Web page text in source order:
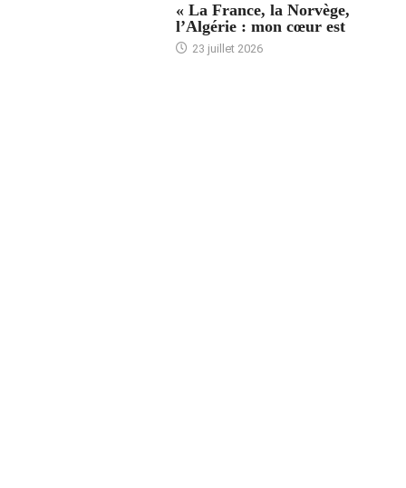
« La France, la Norvège,
l’Algérie : mon cœur est
23 juillet 2026